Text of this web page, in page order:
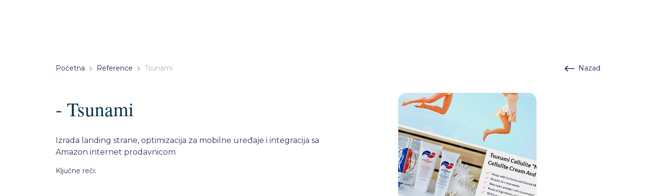
Početna Reference Tsunami Nazad
- Tsunami
Izrada landing strane, optimizacija za mobilne uređaje i integracija sa
Amazon internet prodavnicom
Ključne reči: